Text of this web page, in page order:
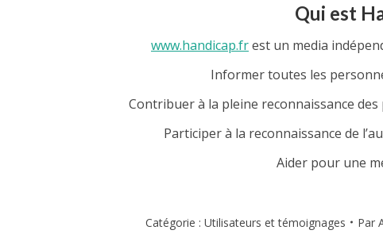
Qui est
www.handicap.frest un media
Informer toutes les
Contribuer à la pleine reconnaissance
Participer à la reconnaissance de
Aider pour une
Catégorie : Utilisateurs et témoignages Par